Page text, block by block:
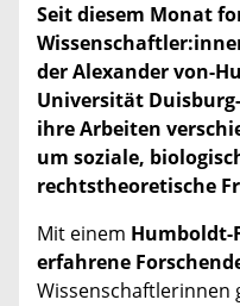
Seit diesem Monat
der Alexander von-
Universität
ihre Arbeiten
um soziale,
rechtstheoretische
Mit einem Humboldt-
erfahrene
Wissenschaftlerinnen